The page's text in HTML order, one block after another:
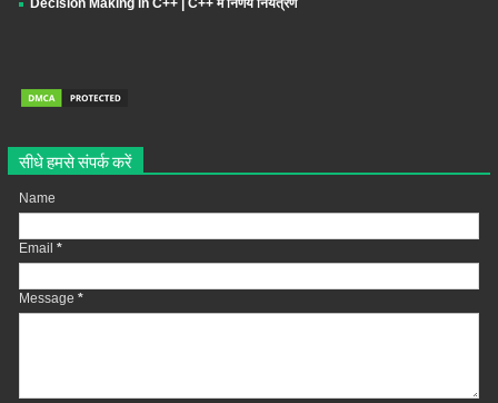
सीधे हमसे संपर्क करें
Name
Email *
Message *